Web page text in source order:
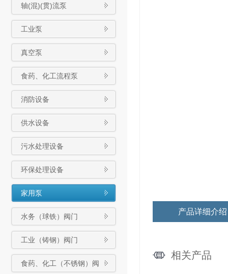
轴(混)(贯)流泵
工业泵
真空泵
食药、化工流程泵
消防设备
供水设备
污水处理设备
环保处理设备
家用泵
水务（球铁）阀门
工业（铸钢）阀门
食药、化工（不锈钢）阀
产品详细介绍
相关产品